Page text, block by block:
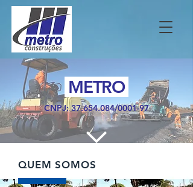
METRO
CNPJ:37.654.084/0001-97
QUEM SOMOS